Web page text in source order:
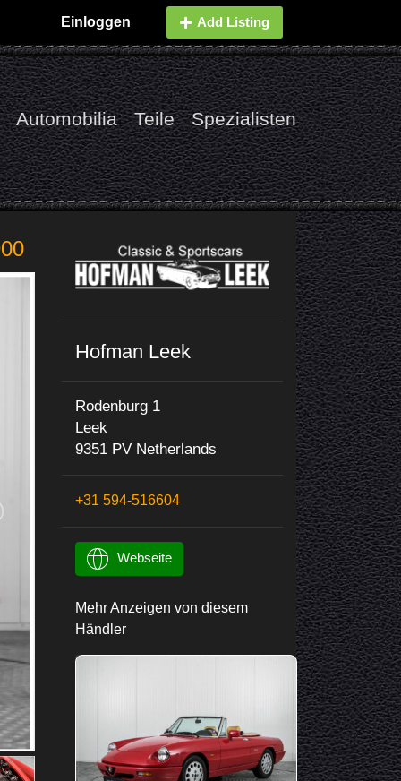
Einloggen Add Listing
Automobilia Teile Spezialisten
Hofman Leek
Rodenburg 1
Leek
9351 PV Netherlands
+31 594-516604
Webseite
Mehr Anzeigen von diesem
Händler